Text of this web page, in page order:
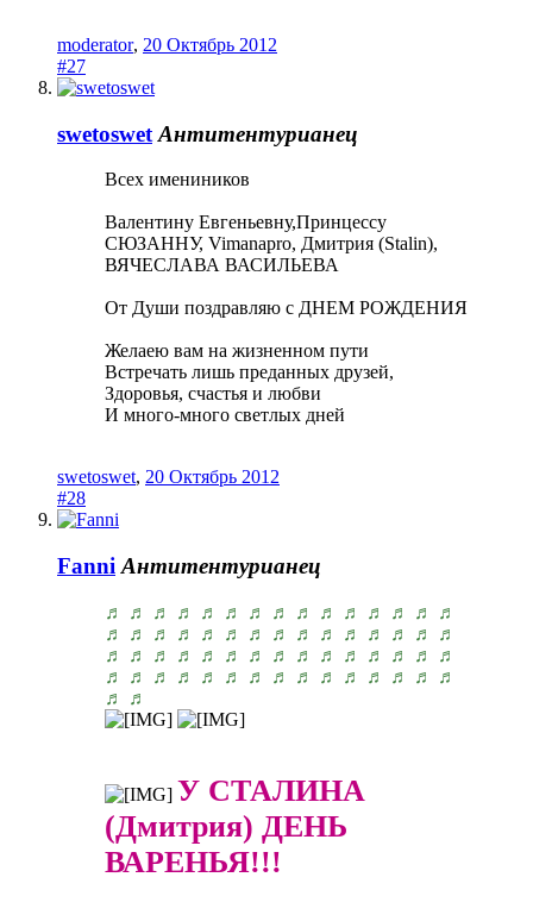
moderator, 20 Октябрь 2012
#27
swetoswet Антитентурианец
Всех имениников
Валентину Евгеньевну,Принцессу
СЮЗАННУ, Vimanapro, Дмитрия (Stalin),
ВЯЧЕСЛАВА ВАСИЛЬЕВА
От Души поздравляю с ДНЕМ РОЖДЕНИЯ
Желаею вам на жизненном пути
Встречать лишь преданных друзей,
Здоровья, счастья и любви
И много-много светлых дней
swetoswet, 20 Октябрь 2012
#28
Fanni Антитентурианец
♬ ♬ ♬ ♬ ♬ ♬ ♬ ♬ ♬ ♬ ♬ ♬ ♬ ♬ ♬
♬ ♬ ♬ ♬ ♬ ♬ ♬ ♬ ♬ ♬ ♬ ♬ ♬ ♬ ♬
♬ ♬ ♬ ♬ ♬ ♬ ♬ ♬ ♬ ♬ ♬ ♬ ♬ ♬ ♬
♬ ♬ ♬ ♬ ♬ ♬ ♬ ♬ ♬ ♬ ♬ ♬ ♬ ♬ ♬
♬ ♬
У СТАЛИНА
(Дмитрия) ДЕНЬ
ВАРЕНЬЯ!!!